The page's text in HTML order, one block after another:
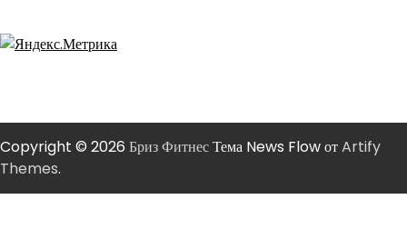
Copyright © 2026 Бриз ФитнесТема News Flow отArtify
Themes.